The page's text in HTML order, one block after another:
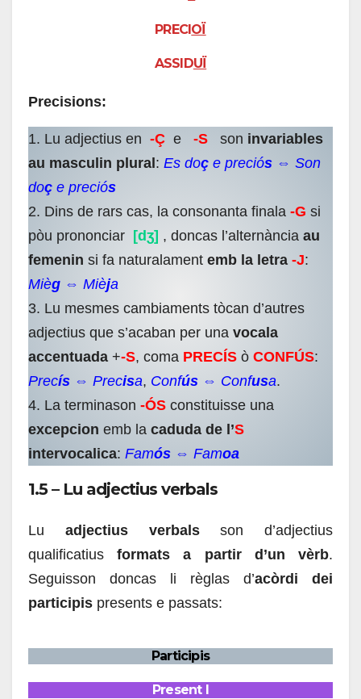
PRECIOÏ
ASSIDUÏ
Precisions:
1. Lu adjectius en -Ç e -S son invariables
au masculin plural : Es doç e preciós ⇔ Son
doç e preciós
2. Dins de rars cas, la consonanta finala -G si
pòu prononciar
[dʒ] , doncas l’alternància au
femenin si fa naturalament emb la letra -J:
Mièg ⇔ Mièja
3. Lu mesmes cambiaments tòcan d’autres
adjectius que s’acaban per una vocala
accentuada +-S, coma PRECÍS ò CONFÚS:
Precís ⇔ Precisa, Confús ⇔ Confusa.
4. La terminason -ÓS constituisse una
excepcion emb la caduda de l’S
intervocalica: Famós ⇔ Famoa
1.5 – Lu adjectius verbals
Lu adjectius verbalsson d’adjectius
qualificatiusformats a partir d’un vèrb.
Seguisson doncas li règlas d’acòrdi dei
participis presents e passats:
Participis
Present I